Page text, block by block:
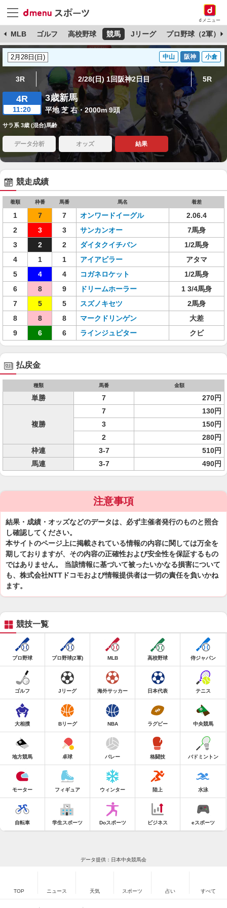
dメニュー
MLB ゴルフ 高校野球 競馬 Jリーグ プロ野球（2軍）
中山 阪神 小倉
3R 2/28(日) 1回阪神2日目 5R
4R
11:20
3歳新馬
平地 芝 右・2000m 9頭
サラ系 3歳 (混合)馬齢
データ分析 オッズ 結果
競走成績
着順 枠番 馬番 馬名 着差
1 7 7 オンワードイーグル
2.06.4
2
3 3 サンカンオー
7馬身
3
2 2 ダイタクイチバン
1/2馬身
4
1 1 アイアビラー
アタマ
5
4 4 コガネロケット
1/2馬身
6
8 9 ドリームホーラー
1 3/4馬身
7
5 5 スズノキセツ
2馬身
8
8 8 マークドリンゲン
大差
9
6 6 ラインジュピター クビ
払戻金
種類 馬番 金額
単勝 7 270円
複勝
7
130円
3
150円
2
280円
枠連
3-7
510円
馬連
3-7 490円
注意事項
結果・成績・オッズなどのデータは、必ず主催者発行のものと照合
し確認してください。
本サイトのページ上に掲載されている情報の内容に関しては万全を
期しておりますが、その内容の正確性および安全性を保証するもの
ではありません。 当該情報に基づいて被ったいかなる損害について
も、株式会社NTTドコモおよび情報提供者は一切の責任を負いかね
ます。
競技一覧
プロ野球 プロ野球(2軍) MLB 高校野球 侍ジャパン
ゴルフ Jリーグ 海外サッカー 日本代表 テニス
大相撲 Bリーグ NBA ラグビー 中央競馬
地方競馬 卓球 バレー 格闘技 バドミントン
モーター フィギュア ウィンター 陸上 水泳
自転車 学生スポーツ Doスポーツ ビジネス eスポーツ
データ提供：日本中央競馬会
TOP ニュース 天気 スポーツ 占い すべて